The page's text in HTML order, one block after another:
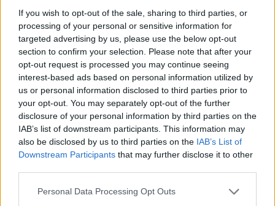
If you wish to opt-out of the sale, sharing to third parties, or
processing of your personal or sensitive information for
targeted advertising by us, please use the below opt-out
section to confirm your selection. Please note that after your
opt-out request is processed you may continue seeing
interest-based ads based on personal information utilized by
us or personal information disclosed to third parties prior to
your opt-out. You may separately opt-out of the further
disclosure of your personal information by third parties on the
IAB’s list of downstream participants. This information may
also be disclosed by us to third parties on the IAB’s List of
Downstream Participants that may further disclose it to other
Personal Data Processing Opt Outs